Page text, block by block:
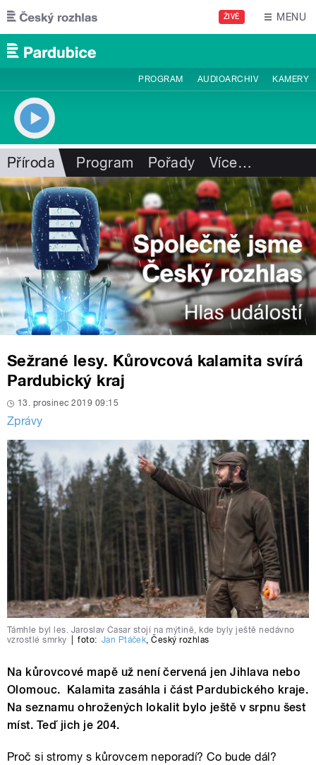
Přejít k hlavnímu obsahu
ŽIVĚ MENU
PROGRAM AUDIOARCHIV KAMERY
Příroda Program Pořady Více…
Sežrané lesy. Kůrovcová kalamita svírá
Pardubický kraj
13. prosinec 2019 09:15
Zprávy
Támhle byl les. Jaroslav Časar stojí na mýtině, kde byly ještě nedávno
vzrostlé smrky
foto: Jan Ptáček,Český rozhlas
Na kůrovcové mapě už není červená jen Jihlava nebo
Olomouc. Kalamita zasáhla i část Pardubického kraje.
Na seznamu ohrožených lokalit bylo ještě v srpnu šest
míst. Teď jich je 204.
Proč si stromy s kůrovcem neporadí? Co bude dál?